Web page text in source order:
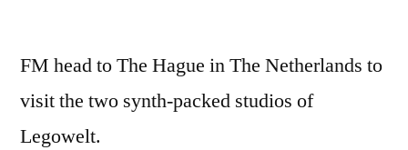
FM head to The Hague in The Netherlands to
visit the two synth-packed studios of
Legowelt.